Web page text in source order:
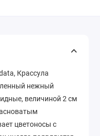
Крассула
нежный
величиной 2 см
цветоносы с